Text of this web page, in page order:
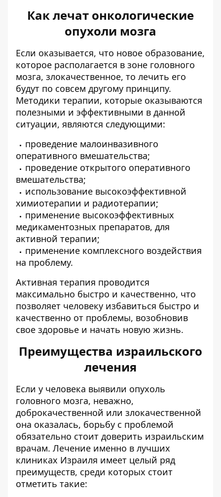
Как лечат онкологические
опухоли мозга
Если оказывается, что новое образование,
которое располагается в зоне головного
мозга, злокачественное, то лечить его
будут по совсем другому принципу.
Методики терапии, которые оказываются
полезными и эффективными в данной
ситуации, являются следующими:
проведение малоинвазивного
оперативного вмешательства;
проведение открытого оперативного
вмешательства;
использование высокоэффективной
химиотерапии и радиотерапии;
применение высокоэффективных
медикаментозных препаратов, для
активной терапии;
применение комплексного воздействия
на проблему.
Активная терапия проводится
максимально быстро и качественно, что
позволяет человеку избавиться быстро и
качественно от проблемы, возобновив
свое здоровье и начать новую жизнь.
Преимущества израильского
лечения
Если у человека выявили опухоль
головного мозга, неважно,
доброкачественной или злокачественной
она оказалась, борьбу с проблемой
обязательно стоит доверить израильским
врачам. Лечение именно в лучших
клиниках Израиля имеет целый ряд
преимуществ, среди которых стоит
отметить такие: